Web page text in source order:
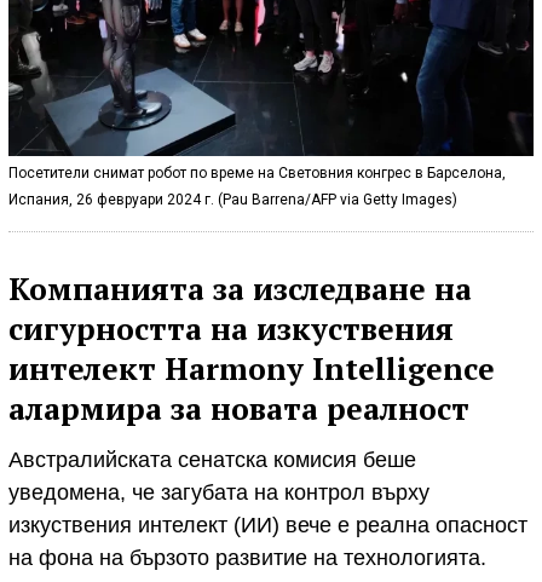
Посетители снимат робот по време на Световния конгрес в Барселона,
Испания, 26 февруари 2024 г. (Pau Barrena/AFP via Getty Images)
Компанията за изследване на
сигурността на изкуствения
интелект Harmony Intelligence
алармира за новата реалност
Австралийската сенатска комисия беше
уведомена, че загубата на контрол върху
изкуствения интелект (ИИ) вече е реална опасност
на фона на бързото развитие на технологията.